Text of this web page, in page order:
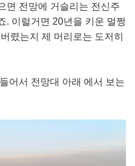
면 전망에 거슬리는 전신주
. 이럴거면 20년을 키운 멀쩡
렸는지 제 머리로는 도저히
어서 전망대 아래 에서 보는